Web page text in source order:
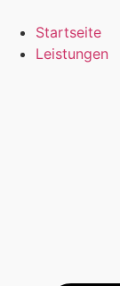
Inhalt
springen
Startseite
Leistungen